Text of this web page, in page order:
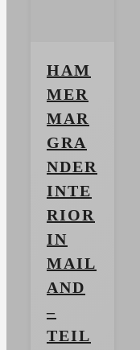
HAM
MER
MAR
GRA
NDER
INTE
RIOR
IN
MAIL
AND
–
TEIL